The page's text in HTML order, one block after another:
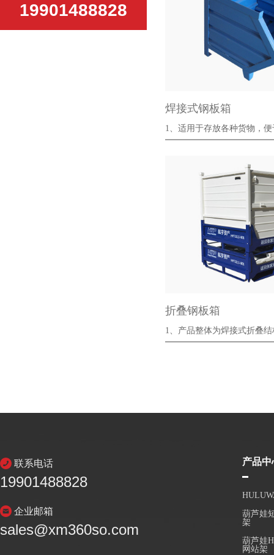
焊接式钢板箱
1、适用于存放各种货物
折叠钢板箱
1、产品整体为焊接式折叠结
19901488828
联系电话
19901488828
企业邮箱
sales@xm360so.com
产品中
葫芦娃
架
葫芦娃
网站架